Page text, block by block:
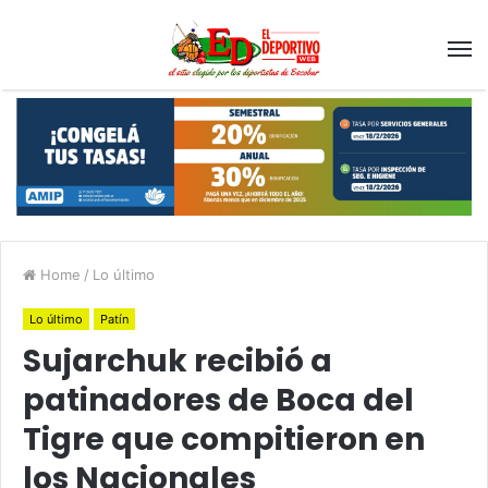
Home / Lo último
Lo último Patín
Sujarchuk recibió a
patinadores de Boca del
Tigre que compitieron en
los Nacionales